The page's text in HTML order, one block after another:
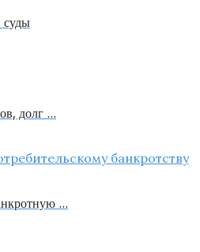
суды
долг …
…